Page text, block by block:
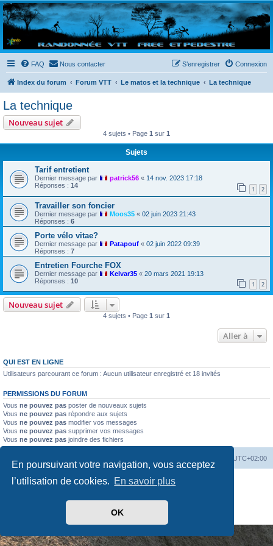
En poursuivant votre navigation, vous acceptez
l’utilisation de cookies. En savoir plus
OK
Randovttfree.fr
Bienvenue sur le site des randos vtt et pédestre de Bretagne . Bonne navigation sur le site
et bonnes randos dans l'Ouest !
FAQ Nous contacter Connexion
S’enregistrer
Index du forum Forum VTT Le matos et la technique La technique
La technique
Nouveau sujet
4 sujets • Page 1 sur 1
Sujets
Tarif entretient
Dernier message par patrick56 « 14 nov. 2023 17:18
Réponses : 14 1 2
Travailler son foncier
Dernier message par Moos35 « 02 juin 2023 21:43
Réponses : 6
Porte vélo vitae?
Dernier message par Patapouf « 02 juin 2022 09:39
Réponses : 7
Entretien Fourche FOX
Dernier message par Kelvar35 « 20 mars 2021 19:13
Réponses : 10 1 2
Nouveau sujet
4 sujets • Page 1 sur 1
Aller à
QUI EST EN LIGNE
Utilisateurs parcourant ce forum : Aucun utilisateur enregistré et 18 invités
PERMISSIONS DU FORUM
Vous ne pouvez pas poster de nouveaux sujets
Vous ne pouvez pas répondre aux sujets
Vous ne pouvez pas modifier vos messages
Vous ne pouvez pas supprimer vos messages
Vous ne pouvez pas joindre des fichiers
UTC+02:00
Développé parphpBB® Forum Software © phpBB Limited
Drapeaux des Pays par Sylver35
Confidentialité